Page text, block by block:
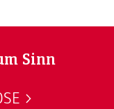
Sinn